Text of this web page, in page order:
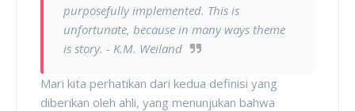
purposefully implemented. This is
unfortunate, because in many ways theme
is story. - K.M. Weiland
Mari kita perhatikan dari kedua definisi yang
diberikan oleh ahli, yang menunjukan bahwa